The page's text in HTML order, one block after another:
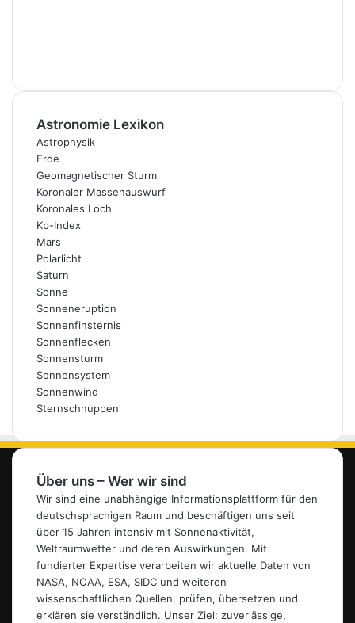
o
k
t
g
r
a
m
y
a
l
h
e
a
d
s
Astronomie Lexikon
Astrophysik
Erde
Geomagnetischer Sturm
Koronaler Massenauswurf
Koronales Loch
Kp-Index
Mars
Polarlicht
Saturn
Sonne
Sonneneruption
Sonnenfinsternis
Sonnenflecken
Sonnensturm
Sonnensystem
Sonnenwind
Sternschnuppen
Über uns – Wer wir sind
Wir sind eine unabhängige Informationsplattform für den
deutschsprachigen Raum und beschäftigen uns seit
über 15 Jahren intensiv mit Sonnenaktivität,
Weltraumwetter und deren Auswirkungen. Mit
fundierter Expertise verarbeiten wir aktuelle Daten von
NASA, NOAA, ESA, SIDC und weiteren
wissenschaftlichen Quellen, prüfen, übersetzen und
erklären sie verständlich. Unser Ziel: zuverlässige,